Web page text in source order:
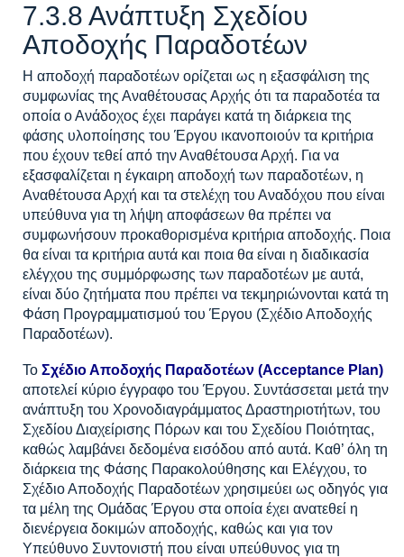
7.3.8 Ανάπτυξη Σχεδίου
Αποδοχής Παραδοτέων
Η αποδοχή παραδοτέων ορίζεται ως η εξασφάλιση της
συμφωνίας της Αναθέτουσας Αρχής ότι τα παραδοτέα τα
οποία ο Ανάδοχος έχει παράγει κατά τη διάρκεια της
φάσης υλοποίησης του Έργου ικανοποιούν τα κριτήρια
που έχουν τεθεί από την Αναθέτουσα Αρχή. Για να
εξασφαλίζεται η έγκαιρη αποδοχή των παραδοτέων, η
Αναθέτουσα Αρχή και τα στελέχη του Αναδόχου που είναι
υπεύθυνα για τη λήψη αποφάσεων θα πρέπει να
συμφωνήσουν προκαθορισμένα κριτήρια αποδοχής. Ποια
θα είναι τα κριτήρια αυτά και ποια θα είναι η διαδικασία
ελέγχου της συμμόρφωσης των παραδοτέων με αυτά,
είναι δύο ζητήματα που πρέπει να τεκμηριώνονται κατά τη
Φάση Προγραμματισμού του Έργου (Σχέδιο Αποδοχής
Παραδοτέων).
Το Σχέδιο Αποδοχής Παραδοτέων (Acceptance Plan)
αποτελεί κύριο έγγραφο του Έργου. Συντάσσεται μετά την
ανάπτυξη του Χρονοδιαγράμματος Δραστηριοτήτων, του
Σχεδίου Διαχείρισης Πόρων και του Σχεδίου Ποιότητας,
καθώς λαμβάνει δεδομένα εισόδου από αυτά. Καθ’ όλη τη
διάρκεια της Φάσης Παρακολούθησης και Ελέγχου, το
Σχέδιο Αποδοχής Παραδοτέων χρησιμεύει ως οδηγός για
τα μέλη της Ομάδας Έργου στα οποία έχει ανατεθεί η
διενέργεια δοκιμών αποδοχής, καθώς και για τον
Υπεύθυνο Συντονιστή που είναι υπεύθυνος για τη